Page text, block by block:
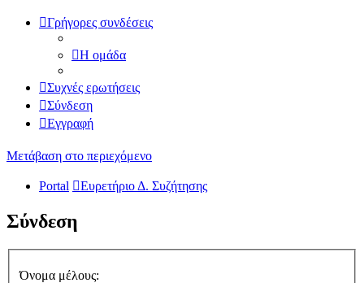
Γρήγορες συνδέσεις
Η ομάδα
Συχνές ερωτήσεις
Σύνδεση
Εγγραφή
Μετάβαση στο περιεχόμενο
Portal Ευρετήριο Δ. Συζήτησης
Σύνδεση
Όνομα μέλους: